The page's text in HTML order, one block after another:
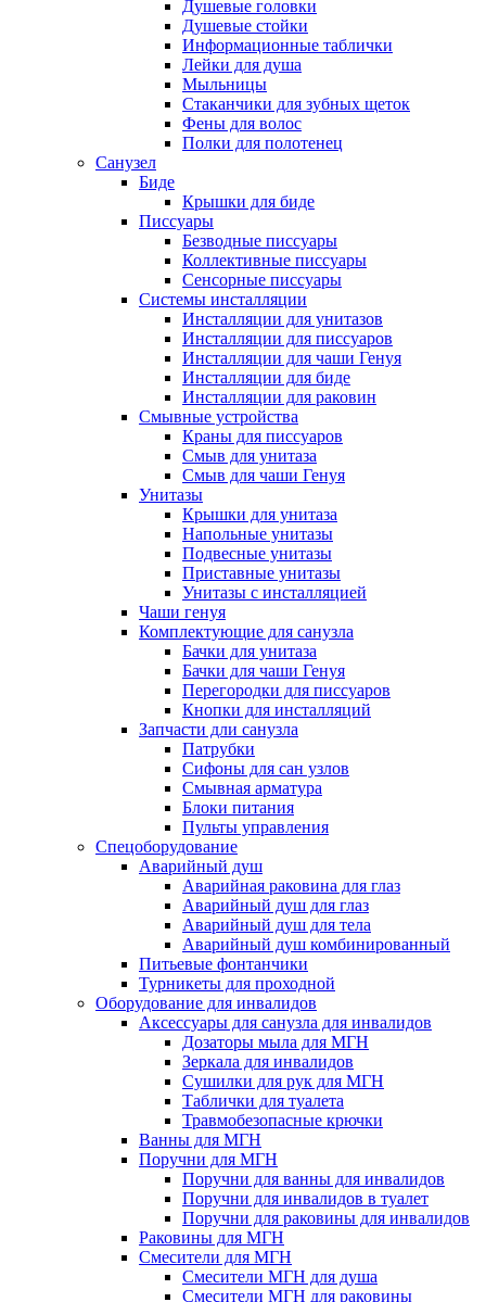
Душевые головки
Душевые стойки
Информационные таблички
Лейки для душа
Мыльницы
Стаканчики для зубных щеток
Фены для волос
Полки для полотенец
Санузел
Биде
Крышки для биде
Писсуары
Безводные писсуары
Коллективные писсуары
Сенсорные писсуары
Системы инсталляции
Инсталляции для унитазов
Инсталляции для писсуаров
Инсталляции для чаши Генуя
Инсталляции для биде
Инсталляции для раковин
Смывные устройства
Краны для писсуаров
Смыв для унитаза
Смыв для чаши Генуя
Унитазы
Крышки для унитаза
Напольные унитазы
Подвесные унитазы
Приставные унитазы
Унитазы с инсталляцией
Чаши генуя
Комплектующие для санузла
Бачки для унитаза
Бачки для чаши Генуя
Перегородки для писсуаров
Кнопки для инсталляций
Запчасти дли санузла
Патрубки
Сифоны для сан узлов
Смывная арматура
Блоки питания
Пульты управления
Спецоборудование
Аварийный душ
Аварийная раковина для глаз
Аварийный душ для глаз
Аварийный душ для тела
Аварийный душ комбинированный
Питьевые фонтанчики
Турникеты для проходной
Оборудование для инвалидов
Аксессуары для санузла для инвалидов
Дозаторы мыла для МГН
Зеркала для инвалидов
Сушилки для рук для МГН
Таблички для туалета
Травмобезопасные крючки
Ванны для МГН
Поручни для МГН
Поручни для ванны для инвалидов
Поручни для инвалидов в туалет
Поручни для раковины для инвалидов
Раковины для МГН
Смесители для МГН
Смесители МГН для душа
Смесители МГН для раковины